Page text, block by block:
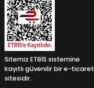
Sitemiz ETBİS sistemine
kayıtlı güvenilir bir e-ticaret
sitesidir.